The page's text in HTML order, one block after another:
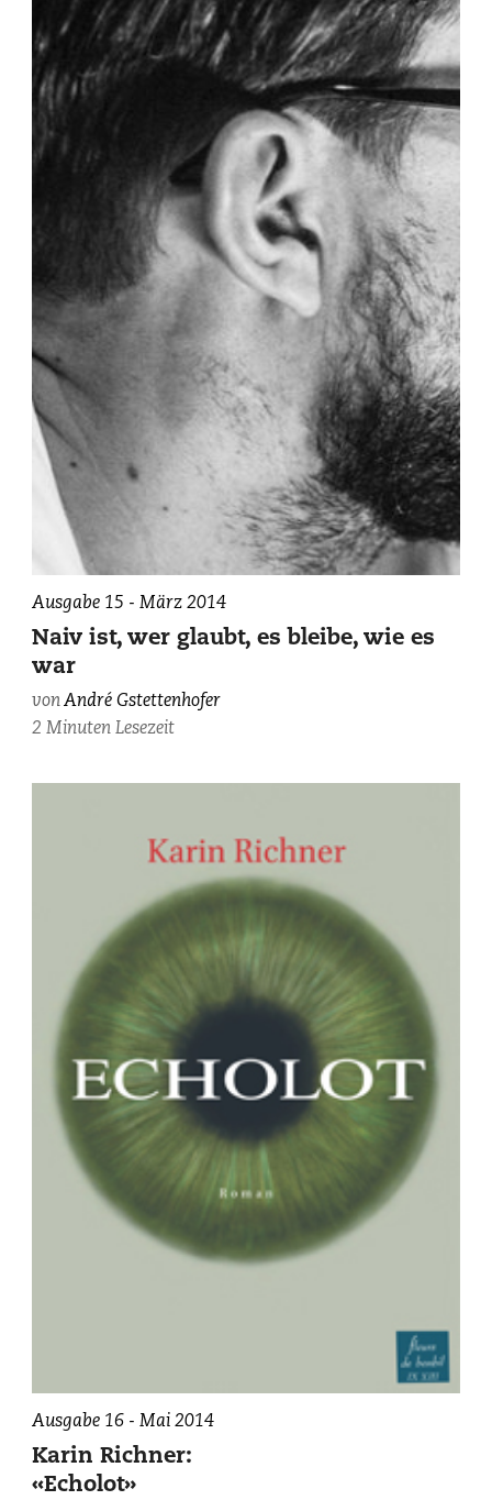
André
Gstettenhofer,
photographiert
von
Michel
Gilgen.
Ausgabe 15 - März 2014
Naiv ist, wer glaubt, es bleibe, wie es
war
vonAndré Gstettenhofer
2 Minuten Lesezeit
Ausgabe 16 - Mai 2014
Karin Richner:
«Echolot»